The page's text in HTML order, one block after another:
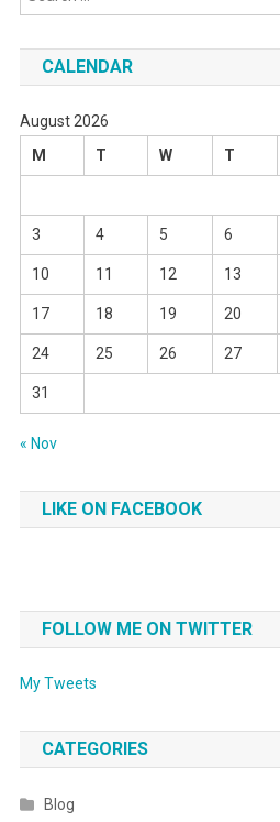
CALENDAR
August 2026
M
T W T
3 4 5 6
10 11 12 13
17 18 19 20
24 25 26 27
31
« Nov
LIKE ON FACEBOOK
FOLLOW ME ON TWITTER
My Tweets
CATEGORIES
Blog